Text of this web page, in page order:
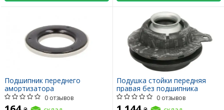
Подшипник переднего
амортизатора
0 отзывов
Подушка стойки передняя
правая без подшипника
0 отзывов